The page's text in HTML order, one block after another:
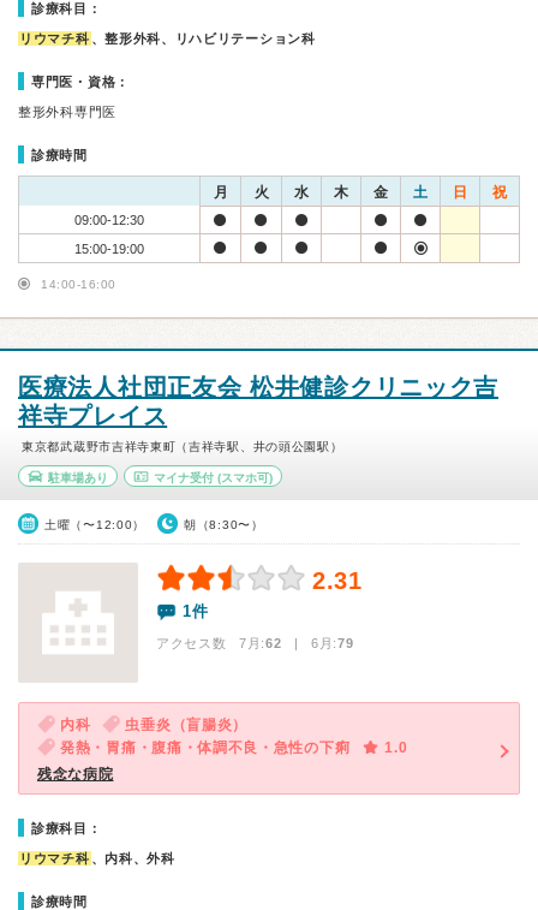
診療科目：
リウマチ科 、整形外科、リハビリテーション科
専門医・資格：
整形外科専門医
診療時間
月 火 水 木 金 土 日 祝
09:00-12:30
15:00-19:00
14:00-16:00
医療法人社団正友会 松井健診クリニック吉
祥寺プレイス
東京都武蔵野市吉祥寺東町（吉祥寺駅、井の頭公園駅）
駐車場あり マイナ受付(スマホ可)
土曜（〜12:00） 朝（8:30〜）
2.31
1件
アクセス数 7月:62 | 6月:79
内科
虫垂炎（盲腸炎）
発熱・胃痛・腹痛・体調不良・急性の下痢
1.0
残念な病院
診療科目：
リウマチ科 、内科、外科
診療時間